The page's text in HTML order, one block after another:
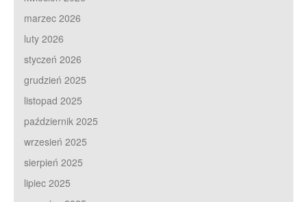
marzec 2026
luty 2026
styczeń 2026
grudzień 2025
listopad 2025
październik 2025
wrzesień 2025
sierpień 2025
lipiec 2025